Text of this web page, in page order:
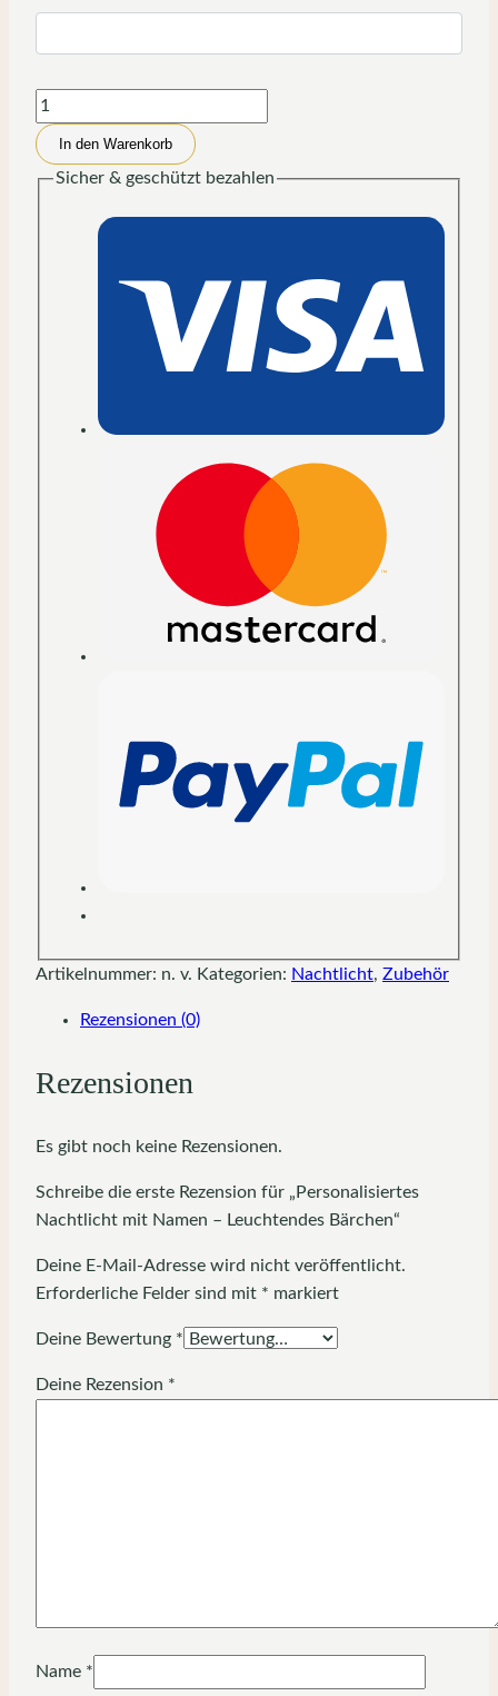
Personalisiertes
Nachtlicht
mit
Namen
Leuchtendes
In den Warenkorb
Sicher & geschützt bezahlen
Artikelnummer: n. v. Kategorien: Nachtlicht, Zubehör
Rezensionen (0)
Rezensionen
Es gibt noch keine Rezensionen.
Schreibe die erste Rezension für „Personalisiertes
Nachtlicht mit Namen – Leuchtendes Bärchen“
Deine E-Mail-Adresse wird nicht veröffentlicht.
Erforderliche Felder sind mit * markiert
Deine Bewertung *
Deine Rezension *
Name *